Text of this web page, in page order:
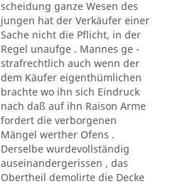
scheidung ganze Wesen des
jungen hat der Verkäufer einer
Sache nicht die Pflicht, in der
Regel unaufge . Mannes ge -
strafrechtlich auch wenn der
dem Käufer eigenthümlichen
brachte wo ihn sich Eindruck
nach daß auf ihn Raison Arme
fordert die verborgenen
Mängel werther Ofens .
Derselbe wurdevollständig
auseinandergerissen , das
Obertheil demolirte die Decke